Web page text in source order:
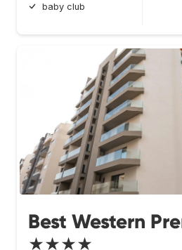
baby club
Best Western
★★★★